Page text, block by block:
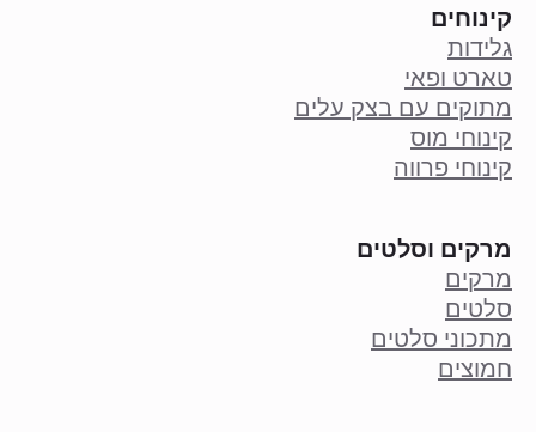
קינוחים
גלידות
טארט ופאי
מתוקים עם בצק עלים
קינוחי מוס
קינוחי פרווה
מרקים וסלטים
מרקים
סלטים
מתכוני סלטים
חמוצים